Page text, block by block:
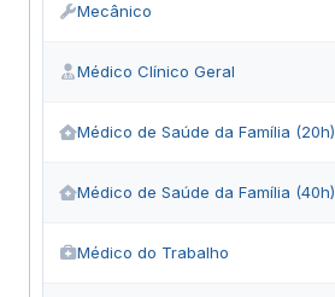
Mecânico
Médico Clínico Geral
Médico de Saúde da Família (20h)
Médico de Saúde da Família (40h)
Médico do Trabalho